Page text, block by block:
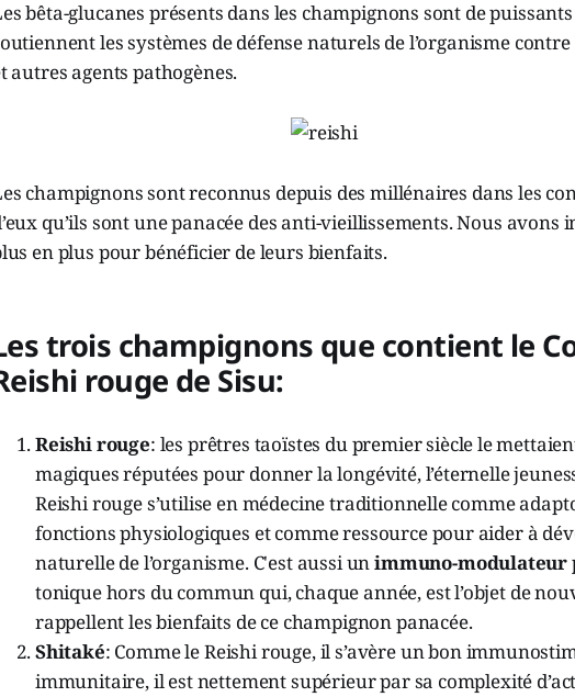
bêta-glucanes présents dans les champignons sont de
les systèmes de défense naturels de l’organisme
autres agents pathogènes.
champignons sont reconnus depuis des millénaires dans les
qu’ils sont une panacée des anti-vieillissements. Nous avons
en plus pour bénéficier de leurs bienfaits.
trois champignons que contient le
rouge de Sisu:
Reishi rouge: les prêtres taoïstes du premier siècle le
magiques réputées pour donner la longévité, l’éternelle
Reishi rouge s’utilise en médecine traditionnelle comme
fonctions physiologiques et comme ressource pour aider à
naturelle de l’organisme. C'est aussi unimmuno-modulateur
tonique hors du commun qui, chaque année, est l’objet de
rappellent les bienfaits de ce champignon panacée.
Shitaké: Comme le Reishi rouge, il s’avère un bon
immunitaire, il est nettement supérieur par sa complexité